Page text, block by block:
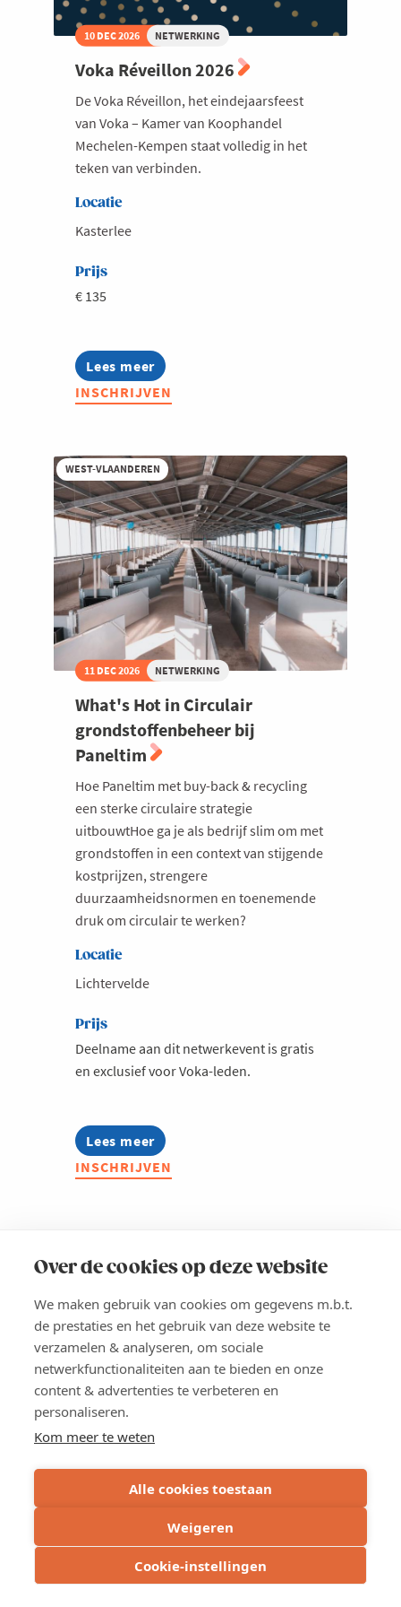
Over de cookies op deze website
We maken gebruik van cookies om gegevens m.b.t.
de prestaties en het gebruik van deze website te
verzamelen & analyseren, om sociale
netwerkfunctionaliteiten aan te bieden en onze
content & advertenties te verbeteren en
personaliseren.
Kom meer te weten
Alle cookies toestaan
Weigeren
Cookie-instellingen
10 DEC 2026 NETWERKING
Voka Réveillon 2026
De Voka Réveillon, het eindejaarsfeest
van Voka – Kamer van Koophandel
Mechelen-Kempen staat volledig in het
teken van verbinden.
Locatie
Kasterlee
Prijs
€ 135
Lees meer
about
Voka
Réveillon
INSCHRIJVEN
WEST-VLAANDEREN
11 DEC 2026 NETWERKING
What's Hot in Circulair
grondstoffenbeheer bij
Paneltim
Hoe Paneltim met buy-back & recycling
een sterke circulaire strategie
uitbouwtHoe ga je als bedrijf slim om met
grondstoffen in een context van stijgende
kostprijzen, strengere
duurzaamheidsnormen en toenemende
druk om circulair te werken?
Locatie
Lichtervelde
Prijs
Deelname aan dit netwerkevent is gratis
en exclusief voor Voka-leden.
Lees meer
about
What's
Hot
Paneltim
INSCHRIJVEN
15 DEC 2026
Verwelkoming nieuwe leden |
De perfecte gelegenheid voor een verdere
kennismaking tussen nieuwe leden en
onze Kamer.